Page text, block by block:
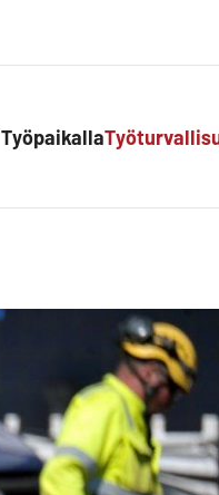
Työpaikalla